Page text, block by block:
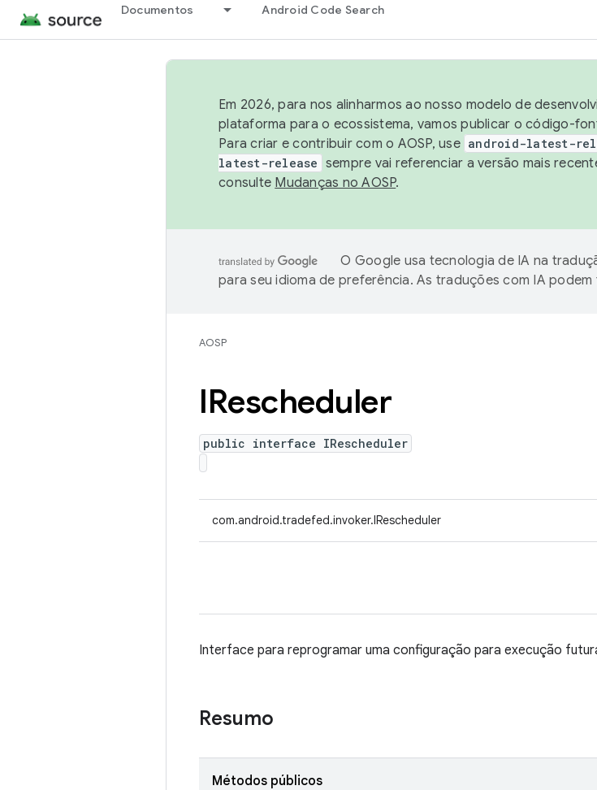
Documentos Android Code Search
Em 2026, para nos alinharmos ao nosso modelo de
plataforma para o ecossistema, vamos publicar o código-
Para criar e contribuir com o AOSP, use android-latest-
latest-release sempre vai referenciar a versão mais
consulte Mudanças no AOSP.
O Google usa tecnologia de IA na
para seu idioma de preferência. As traduções com IA podem
AOSP
IRescheduler
public interface IRescheduler
com.android.tradefed.invoker.IRescheduler
Interface para reprogramar uma configuração para execução
Resumo
Métodos públicos